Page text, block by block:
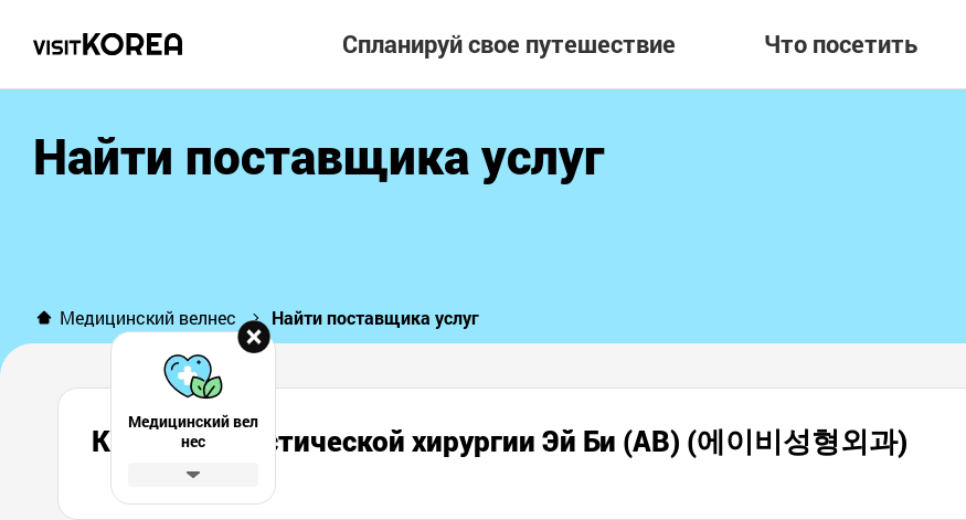
Спланируй свое путешествие Что посетить
Найти поставщика услуг
Медицинский велнес Найти поставщика услуг
Клиника пластической хирургии Эй Би (AB) (에이비성형외과)
Медицинский вел
нес